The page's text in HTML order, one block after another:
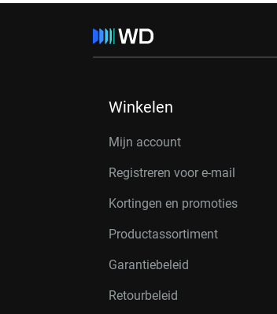
Winkelen
Mijn account
Registreren voor e-mail
Kortingen en promoties
Productassortiment
Garantiebeleid
Retourbeleid